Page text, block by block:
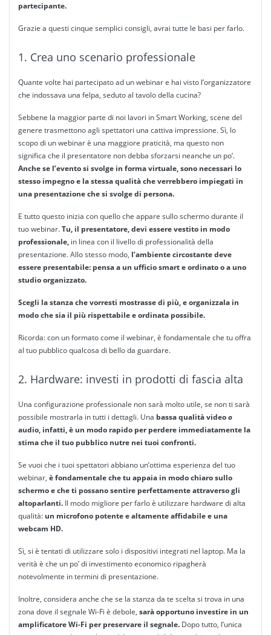
partecipante.
Grazie a questi cinque semplici consigli, avrai tutte le basi per farlo.
1. Crea uno scenario professionale
Quante volte hai partecipato ad un webinar e hai visto l’organizzatore
che indossava una felpa, seduto al tavolo della cucina?
Sebbene la maggior parte di noi lavori in Smart Working, scene del
genere trasmettono agli spettatori una cattiva impressione. Sì, lo
scopo di un webinar è una maggiore praticità, ma questo non
significa che il presentatore non debba sforzarsi neanche un po’.
Anche se l’evento si svolge in forma virtuale, sono necessari lo
stesso impegno e la stessa qualità che verrebbero impiegati in
una presentazione che si svolge di persona.
E tutto questo inizia con quello che appare sullo schermo durante il
tuo webinar.Tu, il presentatore, devi essere vestito in modo
professionale, in linea con il livello di professionalità della
presentazione. Allo stesso modo, l’ambiente circostante deve
essere presentabile: pensa a un ufficio smart e ordinato o a uno
studio organizzato.
Scegli la stanza che vorresti mostrasse di più, e organizzala in
modo che sia il più rispettabile e ordinata possibile.
Ricorda: con un formato come il webinar, è fondamentale che tu offra
al tuo pubblico qualcosa di bello da guardare.
2. Hardware: investi in prodotti di fascia alta
Una configurazione professionale non sarà molto utile, se non ti sarà
possibile mostrarla in tutti i dettagli. Una bassa qualità videoo
audio, infatti, è un modo rapido per perdere immediatamente la
stima che il tuo pubblico nutre nei tuoi confronti.
Se vuoi che i tuoi spettatori abbiano un’ottima esperienza del tuo
webinar, è fondamentale che tu appaia in modo chiaro sullo
schermo e che ti possano sentire perfettamente attraverso gli
altoparlanti. Il modo migliore per farlo è utilizzare hardware di alta
qualità: un microfono potente e altamente affidabilee una
webcam HD.
Sì, si è tentati di utilizzare solo i dispositivi integrati nel laptop. Ma la
verità è che un po’ di investimento economico ripagherà
notevolmente in termini di presentazione.
Inoltre, considera anche che se la stanza da te scelta si trova in una
zona dove il segnale Wi-Fi è debole, sarà opportuno investire in un
amplificatore Wi-Fi per preservare il segnale. Dopo tutto, l’unica